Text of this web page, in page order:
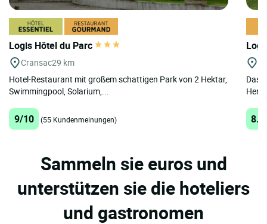
Logis Hôtel du Parc
Cransac29 km
Hotel-Restaurant mit großem schattigen Park von 2 Hektar,
Swimmingpool, Solarium,...
9/10 (55 Kundenmeinungen)
Das
Sammeln sie euros und
unterstützen sie die hoteliers
und gastronomen